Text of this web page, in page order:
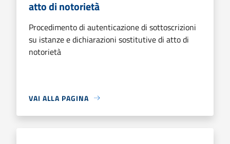
atto di notorietà
Procedimento di autenticazione di sottoscrizioni
su istanze e dichiarazioni sostitutive di atto di
notorietà
VAI ALLA PAGINA